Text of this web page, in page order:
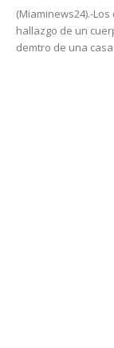
(Miaminews24).-
hallazgo de un
demtro de una